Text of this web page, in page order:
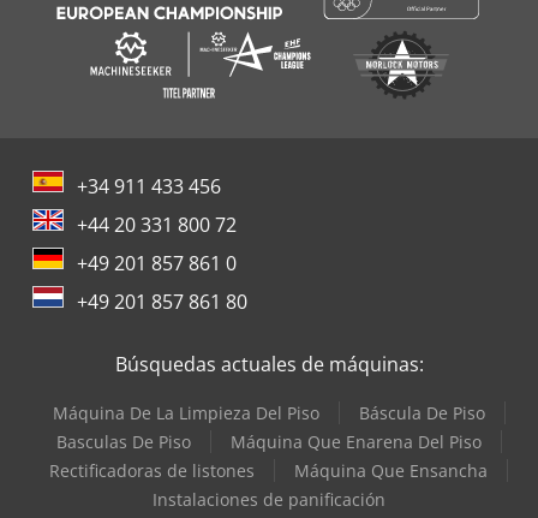
+34 911 433 456
+44 20 331 800 72
+49 201 857 861 0
+49 201 857 861 80
Búsquedas actuales de máquinas:
Máquina De La Limpieza Del Piso
Báscula De Piso
Basculas De Piso
Máquina Que Enarena Del Piso
Rectificadoras de listones
Máquina Que Ensancha
Instalaciones de panificación